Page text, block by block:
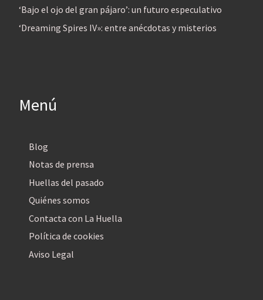
‘Bajo el ojo del gran pájaro’: un futuro especulativo
‘Dreaming Spires IV»: entre anécdotas y misterios
Menú
Blog
Notas de prensa
Huellas del pasado
Quiénes somos
Contacta con La Huella
Política de cookies
Aviso Legal